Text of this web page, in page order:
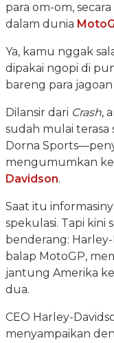
para om-om,
dalam dunia
Ya, kamu nggak
dipakai ngopi di
bareng para
Dilansir dari Crash,
sudah mulai terasa
Dorna
mengumumkan
Davidson.
Saat itu
spekulasi. Tapi kini
benderang:
balap MotoGP,
jantung Amerika
dua.
CEO Harley-
menyampaikan